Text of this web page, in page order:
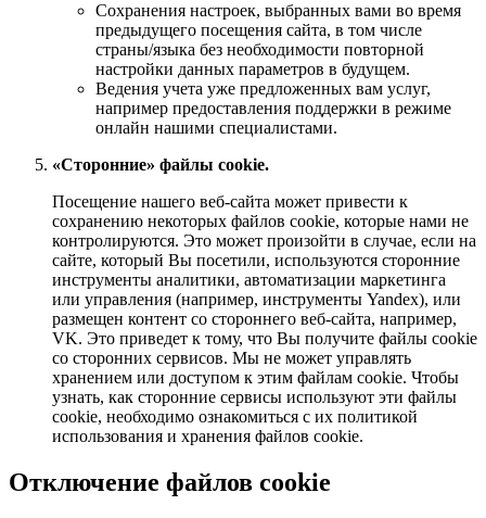
Сохранения настроек, выбранных вами во время
предыдущего посещения сайта, в том числе
страны/языка без необходимости повторной
настройки данных параметров в будущем.
Ведения учета уже предложенных вам услуг,
например предоставления поддержки в режиме
онлайн нашими специалистами.
«Сторонние» файлы cookie.
Посещение нашего веб-сайта может привести к
сохранению некоторых файлов cookie, которые нами не
контролируются. Это может произойти в случае, если на
сайте, который Вы посетили, используются сторонние
инструменты аналитики, автоматизации маркетинга
или управления (например, инструменты Yandex), или
размещен контент со стороннего веб-сайта, например,
VK. Это приведет к тому, что Вы получите файлы cookie
со сторонних сервисов. Мы не может управлять
хранением или доступом к этим файлам cookie. Чтобы
узнать, как сторонние сервисы используют эти файлы
cookie, необходимо ознакомиться с их политикой
использования и хранения файлов cookie.
Отключение файлов cookie